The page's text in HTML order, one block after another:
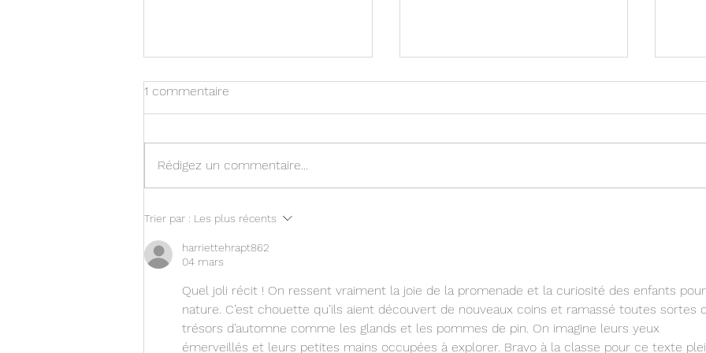
Judo en CP-CE1
1 commentaire
Rédigez un commentaire...
Trier par : Les plus récents
harriettehrapt862
04 mars
Quel joli récit ! On ressent vraiment la joie de la promenade et la curiosité des enfants
nature. C’est chouette qu’ils aient découvert de nouveaux coins et ramassé toutes sortes
trésors d’automne comme les glands et les pommes de pin. On imagine leurs yeux
émerveillés et leurs petites mains occupées à explorer. Bravo à la classe pour ce texte